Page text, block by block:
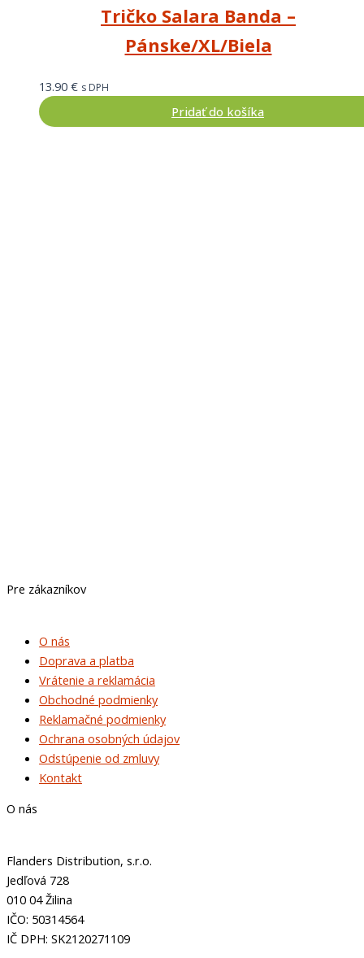
Tričko Salara Banda –
Pánske/XL/Biela
13.90 € s DPH
Pridať do košíka
Pre zákazníkov
O nás
Doprava a platba
Vrátenie a reklamácia
Obchodné podmienky
Reklamačné podmienky
Ochrana osobných údajov
Odstúpenie od zmluvy
Kontakt
O nás
Flanders Distribution, s.r.o.
Jedľová 728
010 04 Žilina
IČO: 50314564
IČ DPH: SK2120271109